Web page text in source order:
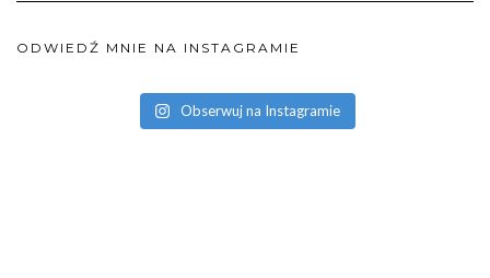
ODWIEDŹ MNIE NA INSTAGRAMIE
Obserwuj na Instagramie